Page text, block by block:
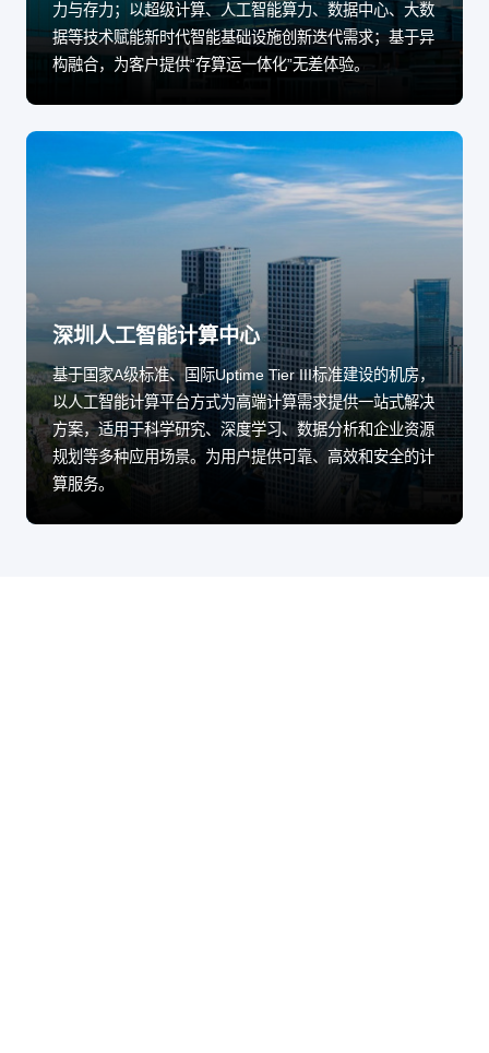
力与存力；以超级计算、人工智能算力、数据中心、大数
据等技术赋能新时代智能基础设施创新迭代需求；基于异
构融合，为客户提供“存算运一体化”无差体验。
深圳人工智能计算中心
基于国家A级标准、国际Uptime Tier III标准建设的机房，
以人工智能计算平台方式为高端计算需求提供一站式解决
方案，适用于科学研究、深度学习、数据分析和企业资源
规划等多种应用场景。为用户提供可靠、高效和安全的计
算服务。